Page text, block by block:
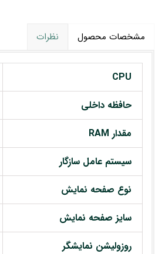
مشخصات محصول نظرات
CPU
حافظه داخلی
مقدار RAM
سیستم عامل سازگار
نوع صفحه نمایش
سایز صفحه نمایش
روزولیشن نمایشگر